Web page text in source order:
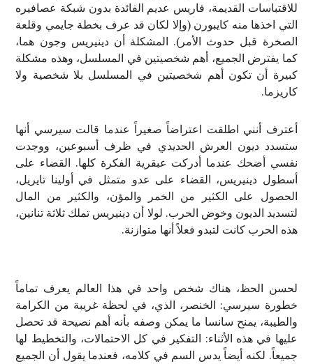
للاقتباسات القديمة، فاريس عديم الفائدة بدون شبكة عصافيره
التي اخذها منه كايبورن (وإلا لكان قد عرف بخطة جايمي وقلعة
الصخرة قبل حدوث الأمر). المشكلة أن دينيريس وجون هما،
كما يفترض الجميع، أهم شخصيتين في المسلسل، وهذه مشكلة
كبيرة أن تكون أهم شخصيتين في المسلسل بلا شخصية ولا
كاريزما.
أعترف أنني اطلقت اعتراضاً صغيراً عندما قالت سيرسي أنها
ستسدد ديون العرش الحديدي في ظرف أسبوعين، ووجدت
نفسي أضحك عندما أدركت عبقرية الفكرة كلها. القضاء على
أسطول دينيريس، القضاء على عدو متمثل في أولينا تايريل،
الحصول على الكثير من الخمر والمؤن، والكثير من المال
لتسديد الديون وخوض الحرب. لولا أن دينيريس تملك ثلاثة تنانين،
هذه الحرب كانت لتبدو فعلاً أنها متوازنة.
لحسن الحظ، هناك شخص واحد في هذا العالم يعرف تماماً
خطورة سيرسي: الخنصر، الذي، في لحظة غريبة من الكرامة
والطيبة، يمنح سانسا ما يمكن وصفه بأنه أهم نصيحة قد تحصل
عليها في هذه الأثناء: التفكير في كل الاحتمالات، والتخطيط لها
جميعاً. لكنه أيضاً يدس السم في كلامه، فعندما يقول أن الجميع